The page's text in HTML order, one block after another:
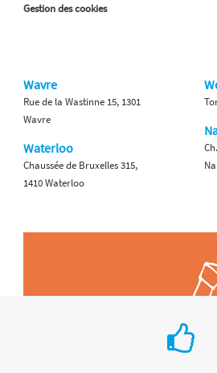
Gestion des cookies
Wavre
Rue de la Wastinne 15, 1301
Wavre
Waterloo
Chaussée de Bruxelles 315,
1410 Waterloo